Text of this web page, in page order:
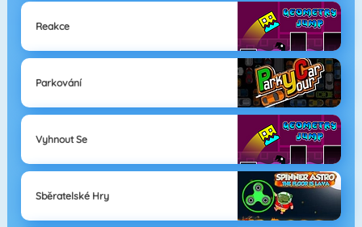
Reakce
Parkování
Vyhnout Se
Sběratelské Hry